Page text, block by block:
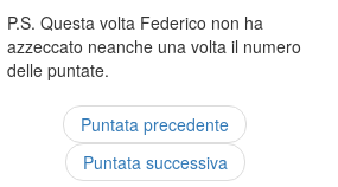
P.S. Questa volta Federico non ha
azzeccato neanche una volta il numero
delle puntate.
Puntata precedente
Puntata successiva